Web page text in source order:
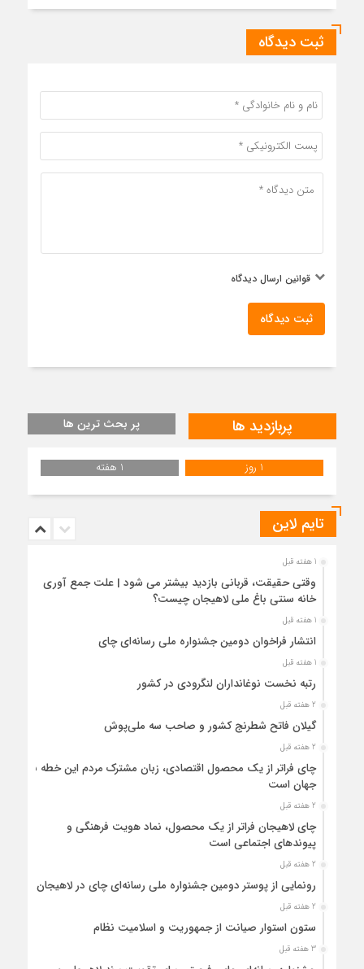
ثبت دیدگاه
قوانین ارسال دیدگاه
ثبت دیدگاه
پربازدید ها پر بحث ترین ها
1 روز 1 هفته
تایم لاین
1 هفته قبل
وقتی حقیقت، قربانی بازدید بیشتر می شود | علت جمع آوری
خانه سنتی باغ ملی لاهیجان چیست؟
1 هفته قبل
انتشار فراخوان دومین جشنواره ملی رسانه‌ای چای
1 هفته قبل
رتبه نخست نوغانداران لنگرودی در کشور
2 هفته قبل
گیلان فاتح شطرنج کشور و صاحب سه ملی‌پوش
2 هفته قبل
چای فراتر از یک محصول اقتصادی، زبان مشترک مردم این خطه با
جهان است
2 هفته قبل
چای لاهیجان فراتر از یک محصول، نماد هویت فرهنگی و
پیوندهای اجتماعی است
2 هفته قبل
رونمایی از پوستر دومین جشنواره ملی رسانه‌ای چای در لاهیجان
2 هفته قبل
ستون استوار صیانت از جمهوریت و اسلامیت نظام
3 هفته قبل